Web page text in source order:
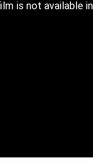
is not available in